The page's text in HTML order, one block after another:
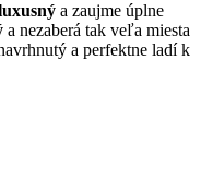
a zaujme úplne
a nezaberá tak veľa miesta
a perfektne ladí k